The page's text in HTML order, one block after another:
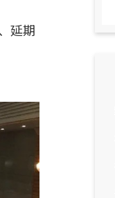
延期